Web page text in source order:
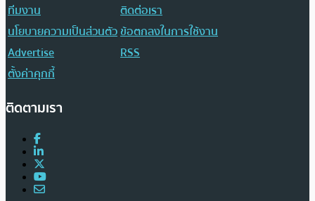
ทีมงาน
ติดต่อเรา
นโยบายความเป็นส่วนตัวข้อตกลงในการใช้งาน
Advertise
RSS
ตั้งค่าคุกกี้
ติดตามเรา